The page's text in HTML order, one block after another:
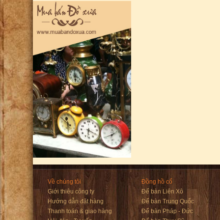
Về chúng tôi
Giới thiêu công ty
Hướng dẫn đặt hàng
Thanh toán & giao hàng
Đồng hồ cổ
Để bàn Liên Xô
Để bàn Trung Quốc
Để bàn Pháp - Đức